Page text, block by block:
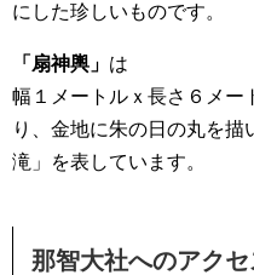
にした珍しいものです。
「扇神輿」 は
幅１メートルｘ長さ６メー
り、金地に朱の日の丸を
滝」を表しています。
那智大社へのアク